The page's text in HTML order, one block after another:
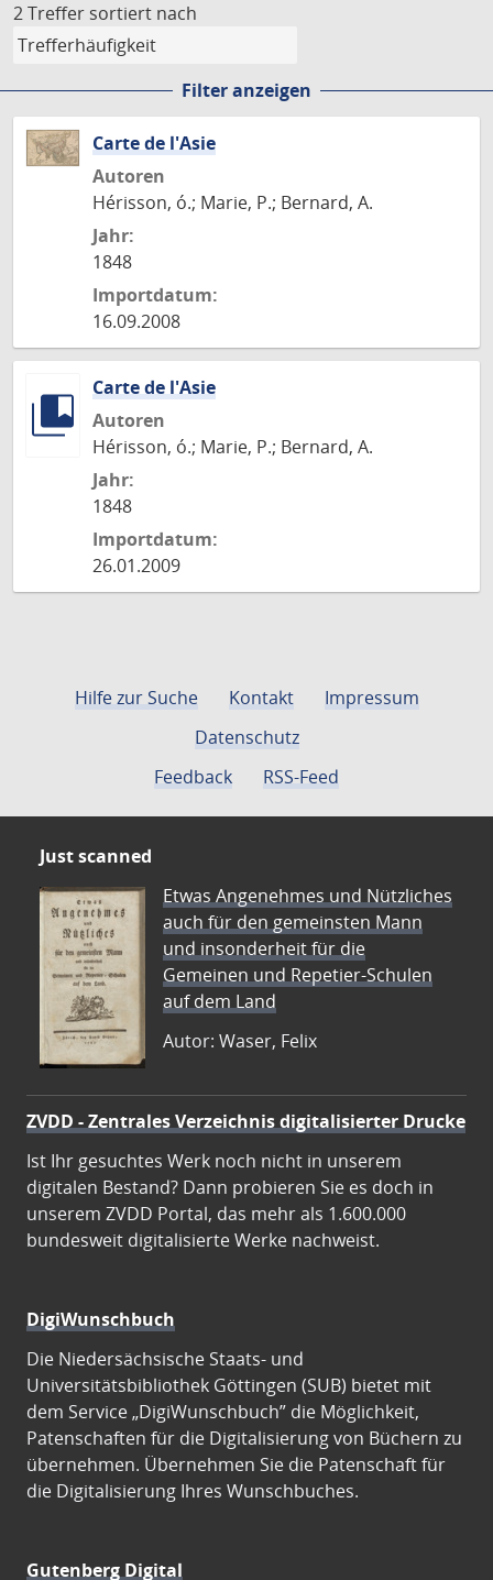
2 Treffer sortiert nach
Filter anzeigen
Carte de l'Asie
Autoren
Hérisson, ó.; Marie, P.; Bernard, A.
Jahr:
1848
Importdatum:
16.09.2008
Carte de l'Asie
Autoren
Hérisson, ó.; Marie, P.; Bernard, A.
Jahr:
1848
Importdatum:
26.01.2009
Hilfe zur Suche Kontakt
Impressum
Datenschutz
Feedback
RSS-Feed
Just scanned
Etwas Angenehmes und Nützliches
auch für den gemeinsten Mann
und insonderheit für die
Gemeinen und Repetier-Schulen
auf dem Land
Autor: Waser, Felix
ZVDD - Zentrales Verzeichnis digitalisierter Drucke
Ist Ihr gesuchtes Werk noch nicht in unserem
digitalen Bestand? Dann probieren Sie es doch in
unserem ZVDD Portal, das mehr als 1.600.000
bundesweit digitalisierte Werke nachweist.
DigiWunschbuch
Die Niedersächsische Staats- und
Universitätsbibliothek Göttingen (SUB) bietet mit
dem Service „DigiWunschbuch” die Möglichkeit,
Patenschaften für die Digitalisierung von Büchern zu
übernehmen. Übernehmen Sie die Patenschaft für
die Digitalisierung Ihres Wunschbuches.
Gutenberg Digital